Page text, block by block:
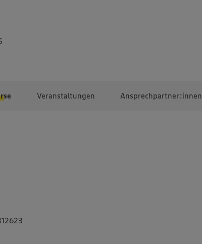
Veranstaltungen Ansprechpartner:innen